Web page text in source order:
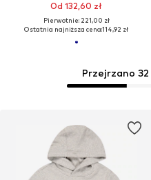
Od 132,60 zł
Pierwotnie: 221,00 zł
Ostatnia najniższa cena:114,92 zł
Przejrzano